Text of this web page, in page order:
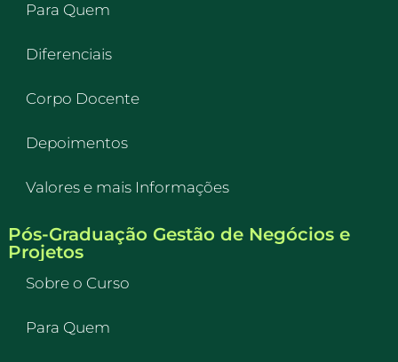
Para Quem
Diferenciais
Corpo Docente
Depoimentos
Valores e mais Informações
Pós-Graduação Gestão de Negócios e
Projetos
Sobre o Curso
Para Quem